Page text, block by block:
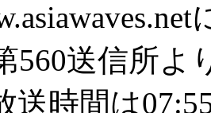
560送信所よ
送時間は